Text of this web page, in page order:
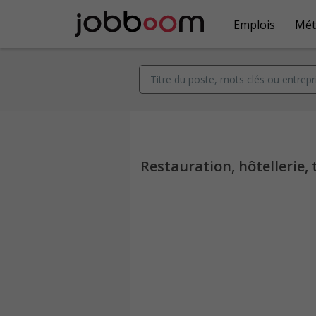
Emplois
Restauration, hôtellerie,